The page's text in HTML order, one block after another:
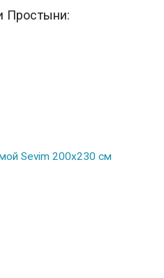
Простыни:
Sevim 200x230 см